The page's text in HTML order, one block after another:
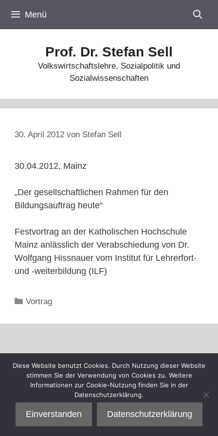
Inhalt
springen
Menü
Prof. Dr. Stefan Sell
Volkswirtschaftslehre, Sozialpolitik und
Sozialwissenschaften
30. April 2012 von Stefan Sell
30.04.2012, Mainz
„Der gesellschaftlichen Rahmen für den
Bildungsauftrag heute“
Festvortrag an der Katholischen Hochschule
Mainz anlässlich der Verabschiedung von Dr.
Wolfgang Hissnauer vom Institut für Lehrerfort-
und -weiterbildung (ILF)
Kategorien
Vortrag
Diese Website benutzt Cookies. Durch Nutzung dieser Website
stimmen Sie der Verwendung von Cookies zu. Weitere
Informationen zur Cookie-Nutzung finden Sie in der
Datenschutzerklärung.
Einverstanden Datenschutzerklärung